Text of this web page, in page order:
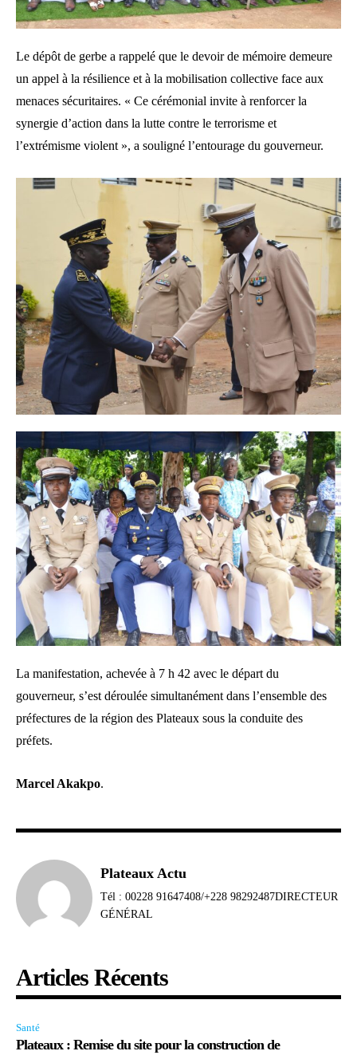
Le dépôt de gerbe a rappelé que le devoir de mémoire demeure
un appel à la résilience et à la mobilisation collective face aux
menaces sécuritaires. « Ce cérémonial invite à renforcer la
synergie d’action dans la lutte contre le terrorisme et
l’extrémisme violent », a souligné l’entourage du gouverneur.
La manifestation, achevée à 7 h 42 avec le départ du
gouverneur, s’est déroulée simultanément dans l’ensemble des
préfectures de la région des Plateaux sous la conduite des
préfets.
Marcel Akakpo.
Plateaux Actu
Tél : 00228 91647408/+228 98292487DIRECTEUR
GÉNÉRAL
Articles Récents
Santé
Plateaux : Remise du site pour la construction de